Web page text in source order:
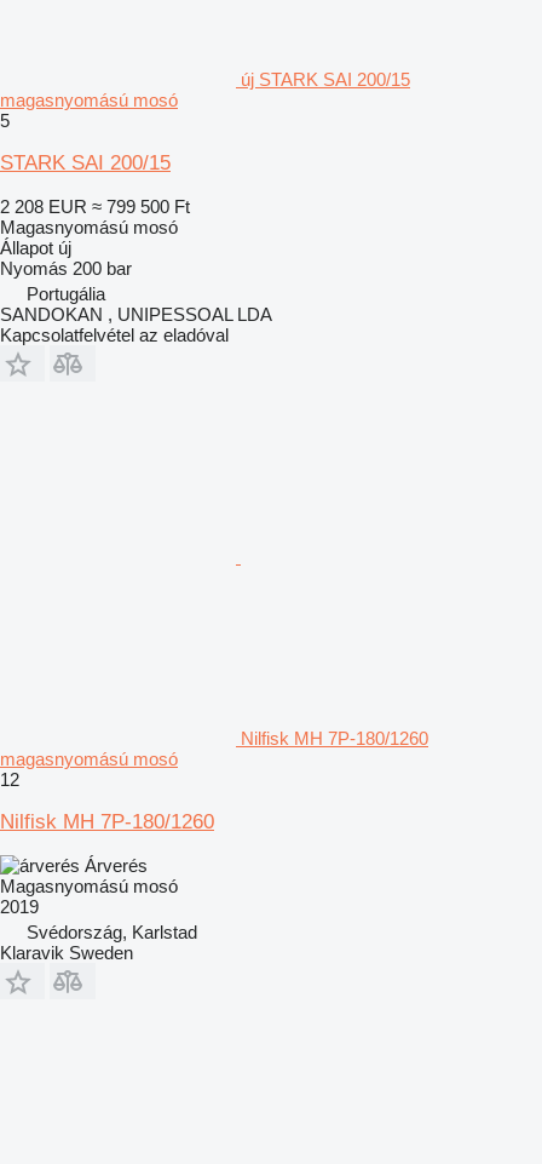
új STARK SAI 200/15
magasnyomású mosó
5
STARK SAI 200/15
2 208 EUR ≈ 799 500 Ft
Magasnyomású mosó
Állapot új
Nyomás 200 bar
Portugália
SANDOKAN , UNIPESSOAL LDA
Kapcsolatfelvétel az eladóval
Nilfisk MH 7P-180/1260
magasnyomású mosó
12
Nilfisk MH 7P-180/1260
Árverés
Magasnyomású mosó
2019
Svédország, Karlstad
Klaravik Sweden